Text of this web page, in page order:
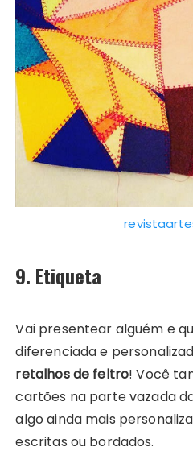
9. Etiqueta
Vai presentear alguém e
diferenciada e
retalhos de feltro! Você
cartões na parte vazada
algo ainda mais
escritas ou bordados.